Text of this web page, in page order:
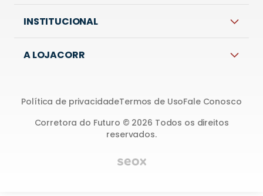
INSTITUCIONAL
A LOJACORR
Corretora do Futuro © 2026 Todos os direitos
reservados.
Política de privacidadeTermos de UsoFale Conosco